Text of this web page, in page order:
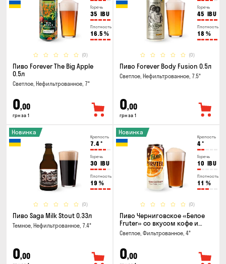
Горечь
35 IBU
Плотность
16.5 %
(0)
Пиво Forever The Big Apple
0.5л
Светлое, Нефильтрованное, 7°
0,00
грн за 1
Горечь
45 IBU
Плотность
18 %
(0)
Пиво Forever Body Fusion 0.5л
Светлое, Нефильтрованное, 7.5°
0,00
грн за 1
Крепость
7.4°
Горечь
30 IBU
Плотность
19 %
(0)
Новинка
Пиво Saga Milk Stout 0.33л
Темное, Нефильтрованное, 7.4°
0,00
Крепость
4°
Горечь
10 IBU
Плотность
11 %
(0)
Новинка
Пиво Черниговское «Белое
Fruter» со вкусом кофе и
апельсина 0.5 л
Светлое, Фильтрованное, 4°
0,00